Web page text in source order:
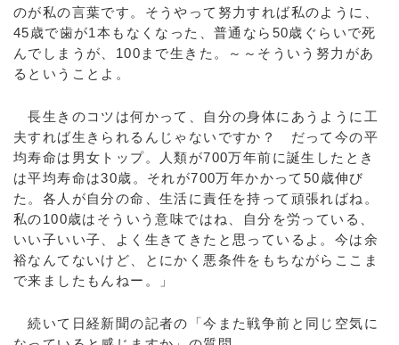
のが私の言葉です。そうやって努力すれば私のように、
45歳で歯が1本もなくなった、普通なら50歳ぐらいで死
んでしまうが、100まで生きた。～～そういう努力があ
るということよ。
長生きのコツは何かって、自分の身体にあうように工
夫すれば生きられるんじゃないですか？ だって今の平
均寿命は男女トップ。人類が700万年前に誕生したとき
は平均寿命は30歳。それが700万年かかって50歳伸び
た。各人が自分の命、生活に責任を持って頑張ればね。
私の100歳はそういう意味ではね、自分を労っている、
いい子いい子、よく生きてきたと思っているよ。今は余
裕なんてないけど、とにかく悪条件をもちながらここま
で来ましたもんねー。」
続いて日経新聞の記者の「今また戦争前と同じ空気に